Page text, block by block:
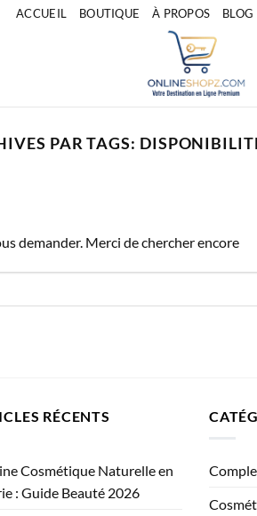
ACCUEIL BOUTIQUE À PROPOS BLOG
PAR TAGS:
demander. Merci de chercher encore
RÉCENTS
Cosmétique Naturelle en
: Guide Beauté 2026